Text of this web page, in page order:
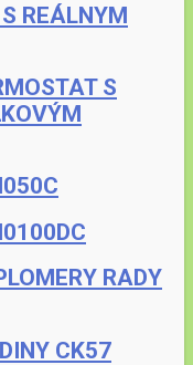
REÁLNYM
S
RADY
CK57